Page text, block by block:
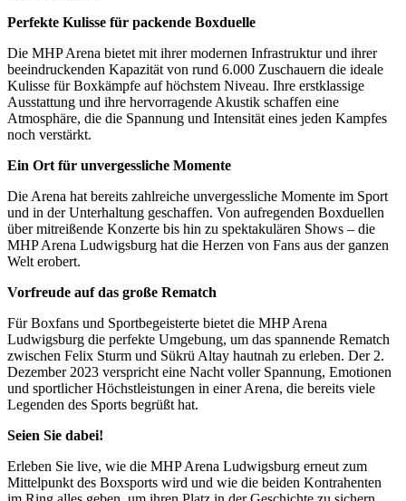
Perfekte Kulisse für packende Boxduelle
Die MHP Arena bietet mit ihrer modernen Infrastruktur und ihrer
beeindruckenden Kapazität von rund 6.000 Zuschauern die ideale
Kulisse für Boxkämpfe auf höchstem Niveau. Ihre erstklassige
Ausstattung und ihre hervorragende Akustik schaffen eine
Atmosphäre, die die Spannung und Intensität eines jeden Kampfes
noch verstärkt.
Ein Ort für unvergessliche Momente
Die Arena hat bereits zahlreiche unvergessliche Momente im Sport
und in der Unterhaltung geschaffen. Von aufregenden Boxduellen
über mitreißende Konzerte bis hin zu spektakulären Shows – die
MHP Arena Ludwigsburg hat die Herzen von Fans aus der ganzen
Welt erobert.
Vorfreude auf das große Rematch
Für Boxfans und Sportbegeisterte bietet die MHP Arena
Ludwigsburg die perfekte Umgebung, um das spannende Rematch
zwischen Felix Sturm und Sükrü Altay hautnah zu erleben. Der 2.
Dezember 2023 verspricht eine Nacht voller Spannung, Emotionen
und sportlicher Höchstleistungen in einer Arena, die bereits viele
Legenden des Sports begrüßt hat.
Seien Sie dabei!
Erleben Sie live, wie die MHP Arena Ludwigsburg erneut zum
Mittelpunkt des Boxsports wird und wie die beiden Kontrahenten